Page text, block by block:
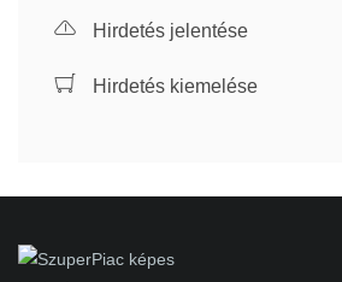
Hirdetés jelentése
Hirdetés kiemelése